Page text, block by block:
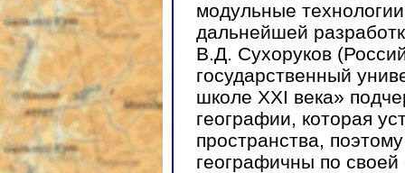
модульные
дальнейшей
В.Д. Сухоруков
государственный
школе XXI века»
географии, которая
пространства,
географичны по